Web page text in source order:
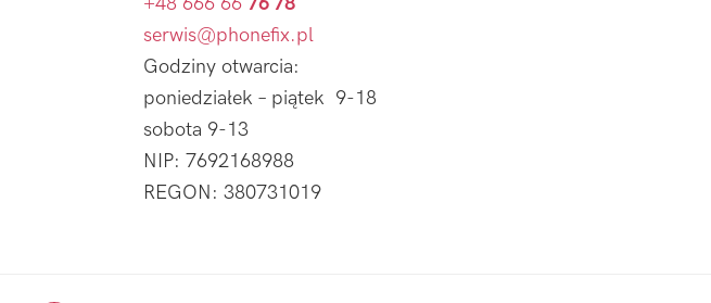
serwis@phonefix.pl
Godziny otwarcia:
poniedziałek – piątek 9-18
sobota 9-13
NIP: 7692168988
REGON: 380731019